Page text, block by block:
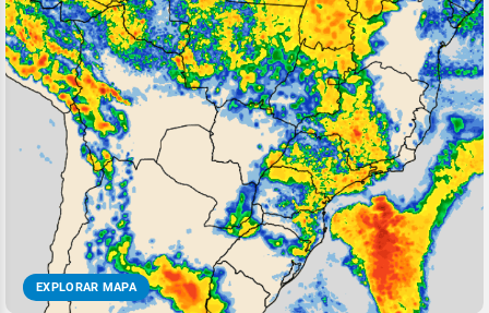
EXPLORAR MAPA